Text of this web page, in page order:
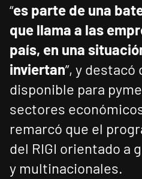
“es parte de una
que llama a las
país, en una
inviertan”, y destacó
disponible para
sectores
remarcó que el
del RIGI orientado a
y multinacionales.